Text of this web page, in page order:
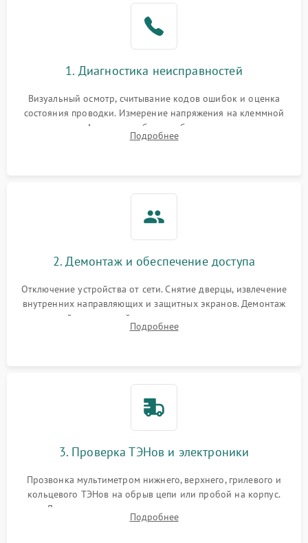
1. Диагностика неисправностей
Визуальный осмотр, считывание кодов ошибок и оценка
состояния проводки. Измерение напряжения на клеммной
колодке. Анализ жалоб на проблемы с нагревом,
конвекцией, панелью управления или блокировкой дверцы.
Подробнее
2. Демонтаж и обеспечение доступа
Отключение устройства от сети. Снятие дверцы, извлечение
внутренних направляющих и защитных экранов. Демонтаж
задней или верхней панели для прямого доступа к
нагревательным элементам, плате и вентиляторам.
Подробнее
3. Проверка ТЭНов и электроники
Прозвонка мультиметром нижнего, верхнего, грилевого и
кольцевого ТЭНов на обрыв цепи или пробой на корпус.
Диагностика термостата, датчиков температуры,
переключателя режимов и мотора конвекции.
Подробнее